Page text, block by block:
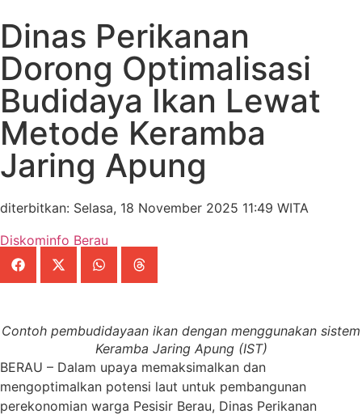
Dinas Perikanan
Dorong Optimalisasi
Budidaya Ikan Lewat
Metode Keramba
Jaring Apung
diterbitkan: Selasa, 18 November 2025 11:49 WITA
Diskominfo Berau
Contoh pembudidayaan ikan dengan menggunakan sistem
Keramba Jaring Apung (IST)
BERAU – Dalam upaya memaksimalkan dan
mengoptimalkan potensi laut untuk pembangunan
perekonomian warga Pesisir Berau, Dinas Perikanan